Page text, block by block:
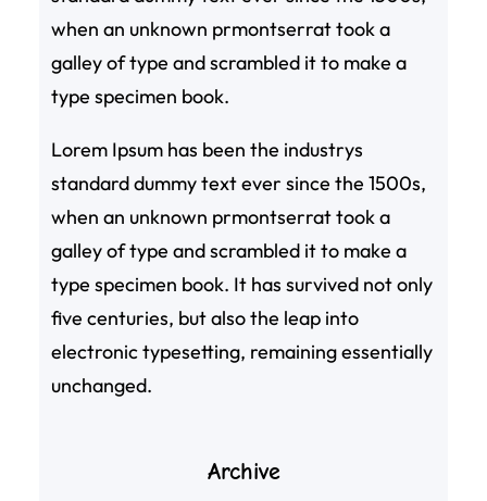
when an unknown prmontserrat took a
galley of type and scrambled it to make a
type specimen book.
Lorem Ipsum has been the industrys
standard dummy text ever since the 1500s,
when an unknown prmontserrat took a
galley of type and scrambled it to make a
type specimen book. It has survived not only
five centuries, but also the leap into
electronic typesetting, remaining essentially
unchanged.
Archive